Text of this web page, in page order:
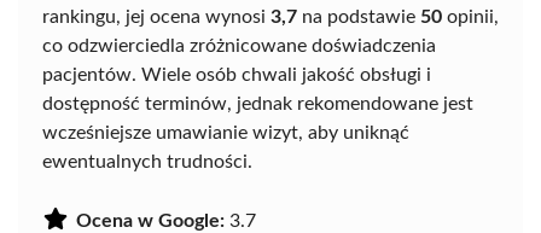
rankingu, jej ocena wynosi 3,7 na podstawie 50 opinii,
co odzwierciedla zróżnicowane doświadczenia
pacjentów. Wiele osób chwali jakość obsługi i
dostępność terminów, jednak rekomendowane jest
wcześniejsze umawianie wizyt, aby uniknąć
ewentualnych trudności.
Ocena w Google: 3.7